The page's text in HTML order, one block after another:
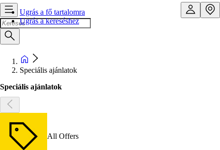
Ugrás a fő tartalomra
Ugrás a kereséshez
Speciális ajánlatok
Speciális ajánlatok
All Offers